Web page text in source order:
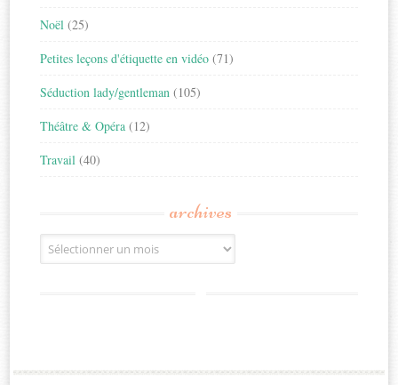
Noël (25)
Petites leçons d'étiquette en vidéo (71)
Séduction lady/gentleman (105)
Théâtre & Opéra (12)
Travail (40)
archives
Archives